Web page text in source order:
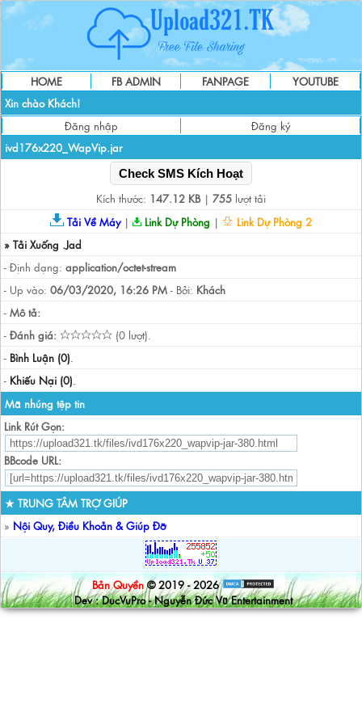
HOME FB ADMIN FANPAGE
YOUTUBE
Xin chào Khách!
Đăng nhập
Đăng ký
ivd176x220_WapVip.jar
Check SMS Kích Hoạt
Kích thước: 147.12 KB| 755 lượt tải
Tải Về Máy| Link Dự Phòng |
Link Dự Phòng 2
» Tải Xuống .Jad
- Định dạng: application/octet-stream
- Up vào: 06/03/2020, 16:26 PM - Bởi: Khách
- Mô tả:
- Đánh giá:
(0 lượt).
- Bình Luận (0).
- Khiếu Nại (0).
Mã nhúng tệp tin
Link Rút Gọn:
BBcode URL:
★ TRUNG TÂM TRỢ GIÚP
» Nội Quy, Điều Khoản & Giúp Đỡ
Bản Quyền © 2019 - 2026
Dev : DucVuPro - Nguyễn Đức Vũ Entertainment